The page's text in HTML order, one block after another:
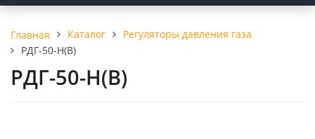
Главная Каталог
Регуляторы давления газа
РДГ-50-Н(В)
РДГ-50-Н(В)